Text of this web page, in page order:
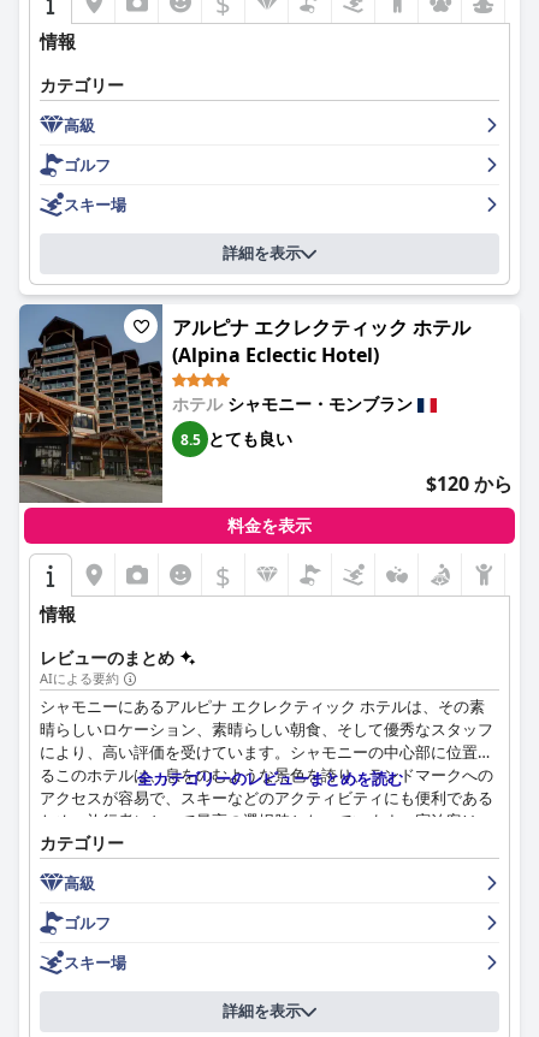
もてなしています。地元の情報を提供し、サービスを手配する際
の彼らの親切さは、滞在に大きな価値を加えています。
Wi-Fiの品質は様々で、強い接続を体験する人もいれば、特に周辺
の部屋では弱い信号に直面する人もいます。しかし、一日中コー
ヒーと紅茶を提供する無料のラウンジエリアは、全体的なゲスト
ホテルのスパ施設は、ジャグジー、サウナ、スチームルームなど
のアメニティを備えたリラックスできる隠れ家を提供する魅力的
な追加施設です。時折、軽微な機能上の問題が報告されています
が、親密なスパ環境は、アウトドアアクティビティの後にリラッ
クスするのに一般的に好評です。
家族連れは、子供連れの旅行者に実用的な設備が整った客室があ
るため、ホテルは快適で便利だと感じています。家族に優しいス
タッフと、二段ベッドや広いバスルームなどの配慮の行き届いた
客室の配置は、家族での滞在に最適です。
ル・フォシニーは、スキーエリアや交通の要所へのアクセスが容
易なため、スキー愛好家にとって優れた拠点となります。設備の
整ったスキー保管庫とゲレンデへの容易なアクセスは、暖房のな
いスキーロッカーのような小さな不便さにもかかわらず、全体的
なスキー体験を向上させます。
ホテルは、シャモニーの活気のあるナイトライフに近いにもかか
わらず、静かな環境を維持しています。宿泊客は、街の賑やかな
群衆からの騒音が聞こえることもありますが、静かな雰囲気を高
く評価しています。
ベッドは賛否両論あり、快適だと感じる人も多いですが、改善の
余地があると感じる人もいます。清潔で居心地の良い客室は、一
部の宿泊客がマットレスと枕が理想的ではないと感じる場合で
も、安らかな睡眠に貢献します。
全体として、ル・フォシニー - オテル ド シャルムは、多くの宿泊
えるものとして説明しており、お金に見合う価値があります。素
敵な雰囲気で楽しい滞在を提供し、シャモニーを訪れる人にとっ
て推奨できる選択肢です。
情報
カテゴリー
高級
ゴルフ
スキー場
詳細を表示
アルピナ エクレクティック ホテル
(Alpina Eclectic Hotel)
ホテル シャモニー・モンブラン
8.5 とても良い
$120 から
料金を表示
$
情報
レビューのまとめ
AIによる要約
シャモニーにあるアルピナ エクレクティック ホテルは、その素
晴らしいロケーション、素晴らしい朝食、そして優秀なスタッフ
により、高い評価を受けています。シャモニーの中心部に位置す
るこのホテルは、息をのむような景色を誇り、ランドマークへの
アクセスが容易で、スキーなどのアクティビティにも便利である
ため、旅行者にとって最高の選択肢となっています。宿泊客は、
モンブランや近くの川の景色など、絵のように美しい周辺環境に
感謝しています。
ホテルの朝食は、その品質、種類、そして7階のダイニングエリ
アからの息を呑むような景色で高く評価されており、際立った特
徴となっています。ビュッフェでは、多種多様なおいしい料理が
提供されており、豪華で、今までで最高だと評されています。よ
り多くの種類やより健康的な選択肢を求める小さな要望があるに
もかかわらず、全体的な感情は圧倒的に肯定的です。
全カテゴリーのレビューまとめを読む
カテゴリー
高級
ゴルフ
スキー場
詳細を表示